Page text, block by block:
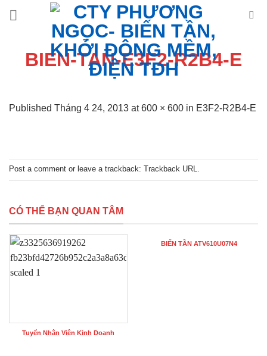
BIEN-TAN-E3F2-R2B4-E
Published Tháng 4 24, 2013 at600 × 600 in E3F2-R2B4-E
Post a comment or leave a trackback: Trackback URL.
CÓ THỂ BẠN QUAN TÂM
Tuyển Nhân Viên Kinh Doanh
BIẾN TẦN ATV610U07N4